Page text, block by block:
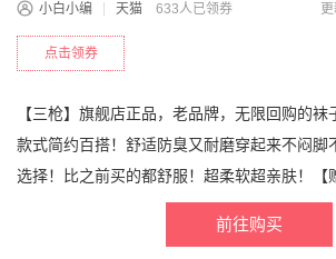
小白小编 天猫 633人已领券
点击领券
【三枪】旗舰店正品，老品牌，无限回购的袜
款式简约百搭！舒适防臭又耐磨穿起来不闷脚
选择！比之前买的都舒服！超柔软超亲肤！【
前往购买